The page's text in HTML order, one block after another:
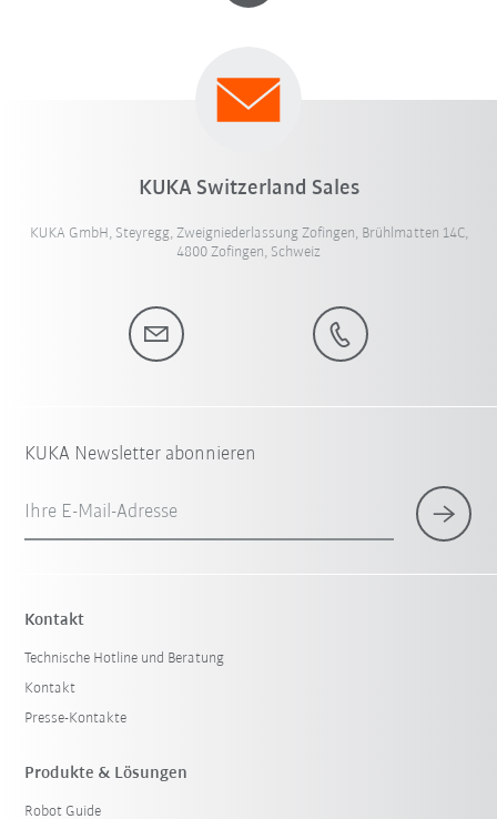
KUKA Switzerland Sales
KUKA GmbH, Steyregg, Zweigniederlassung Zofingen, Brühlmatten 14C,
4800 Zofingen, Schweiz
KUKA Newsletter abonnieren
Ihre E-Mail-Adresse
Kontakt
Technische Hotline und Beratung
Kontakt
Presse-Kontakte
Produkte & Lösungen
Robot Guide